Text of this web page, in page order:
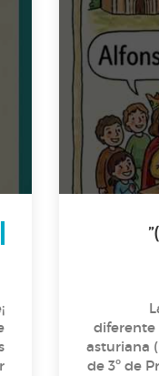
🎙️
diferente
asturiana
de 3º de Primaria, en la que nos cuenta,